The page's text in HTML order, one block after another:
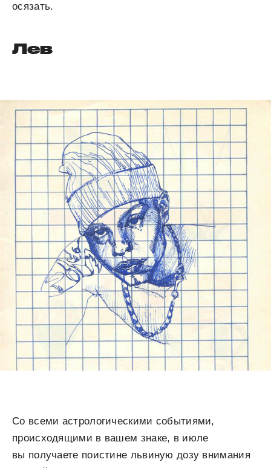
осязать.
Лев
Со всеми астрологическими событиями,
происходящими в вашем знаке, в июле
вы получаете поистине львиную дозу внимания